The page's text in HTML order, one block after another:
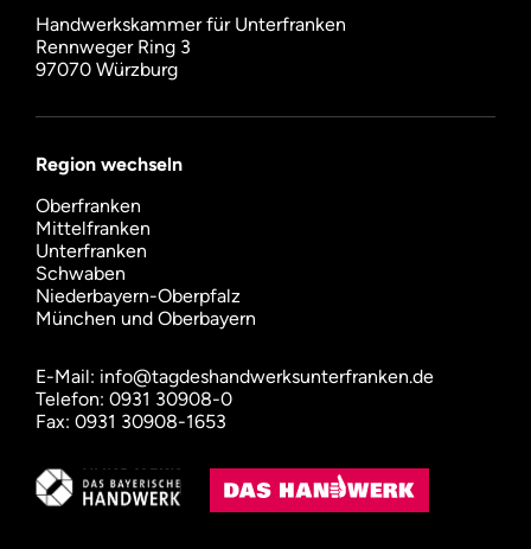
Handwerkskammer für Unterfranken
Rennweger Ring 3
97070 Würzburg
Region wechseln
Oberfranken
Mittelfranken
Unterfranken
Schwaben
Niederbayern-Oberpfalz
München und Oberbayern
E-Mail: info@tagdeshandwerksunterfranken.de
Telefon: 0931 30908-0
Fax: 0931 30908-1653